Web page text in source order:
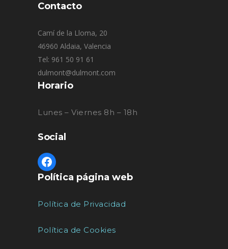
Contacto
Camí de la Lloma, 20
46960 Aldaia, Valencia
Tel: 961 50 91 61
dulmont@dulmont.com
Horario
Lunes – Viernes 8h – 18h
Social
Política página web
Política de Privacidad
Política de Cookies